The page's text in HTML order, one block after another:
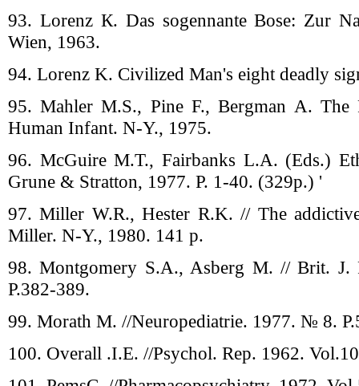
93. Lorenz К. Das sogennante Bose: Zur
Wien, 1963.
94. Lorenz K. Civilized Man's eight deadly
95. Mahler M.S., Pine F., Bergman А. The
Human Infant. N-Y., 1975.
96. McGuire M.T., Fairbanks L.A. (Eds.)
Grune & Stratton, 1977. P. 1-40. (329р.) '
97. Miller W.R., Hester R.K. // The
Miller. N-Y., 1980. 141 p.
98. Montgomery S.A., Asberg M. // Brit. J.
P.382-389.
99. Morath M. //Neuropediatrie. 1977. № 8.
100. Overall .I.E. //Psychol. Rep. 1962.